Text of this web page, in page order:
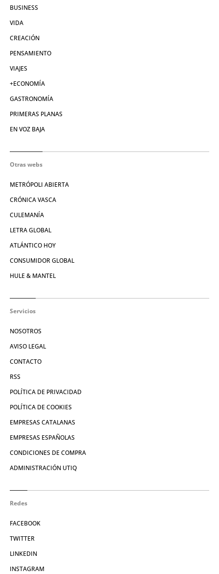
BUSINESS
VIDA
CREACIÓN
PENSAMIENTO
VIAJES
+ECONOMÍA
GASTRONOMÍA
PRIMERAS PLANAS
EN VOZ BAJA
Otras webs
METRÓPOLI ABIERTA
CRÓNICA VASCA
CULEMANÍA
LETRA GLOBAL
ATLÁNTICO HOY
CONSUMIDOR GLOBAL
HULE & MANTEL
Servicios
NOSOTROS
AVISO LEGAL
CONTACTO
RSS
POLÍTICA DE PRIVACIDAD
POLÍTICA DE COOKIES
EMPRESAS CATALANAS
EMPRESAS ESPAÑOLAS
CONDICIONES DE COMPRA
ADMINISTRACIÓN UTIQ
Redes
FACEBOOK
TWITTER
LINKEDIN
INSTAGRAM